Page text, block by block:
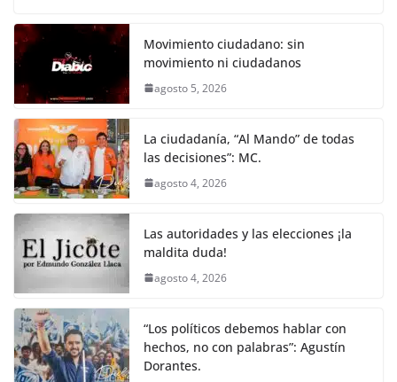
k
c
e
b
o
o
k
itt
er s
A
p
e
n
er
gr
a
p
ar
Movimiento ciudadano: sin
movimiento ni ciudadanos
agosto 5, 2026
La ciudadanía, “Al Mando” de todas
las decisiones”: MC.
agosto 4, 2026
Las autoridades y las elecciones ¡la
maldita duda!
agosto 4, 2026
“Los políticos debemos hablar con
hechos, no con palabras”: Agustín
Dorantes.